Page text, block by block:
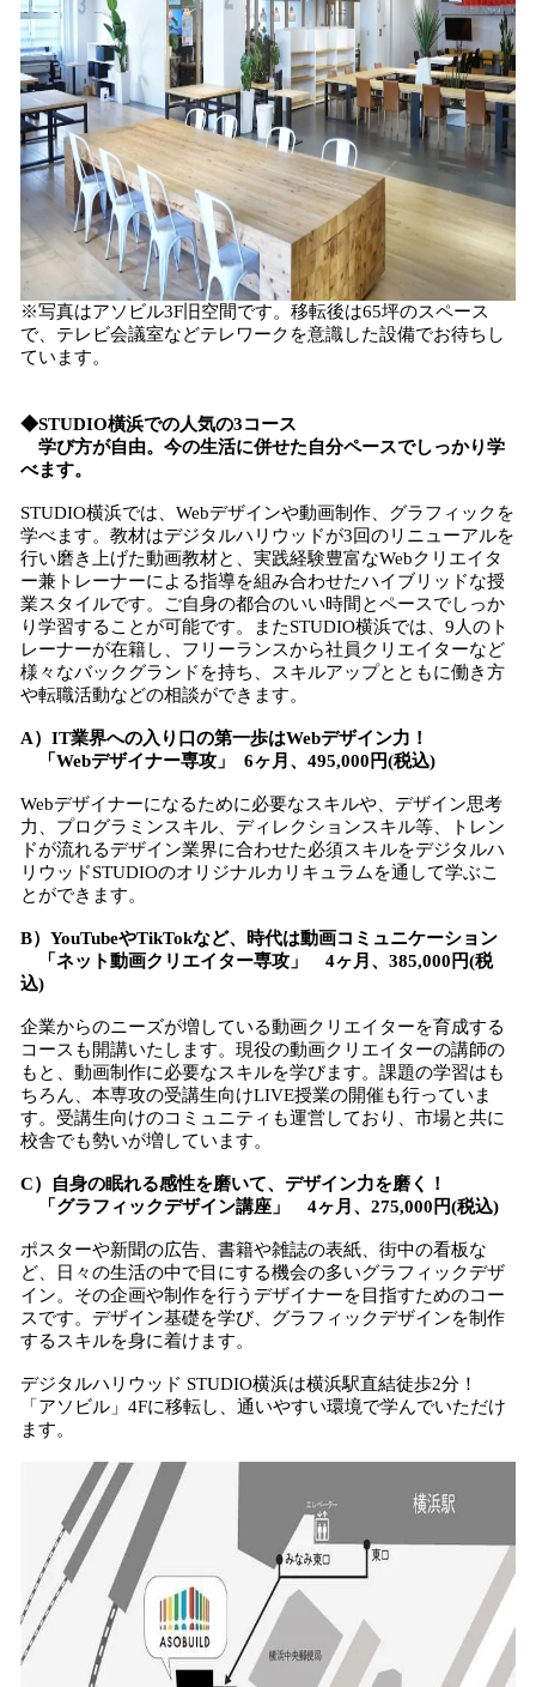
※写真はアソビル3F旧空間です。移転後は65坪のスペース
で、テレビ会議室などテレワークを意識した設備でお待ちし
ています。
◆STUDIO橫浜での人気の3コース
学び方が自由。今の生活に併せた自分ペースでしっかり学
べます。
STUDIO横浜では、Webデザインや動画制作、グラフィックを
学べます。教材はデジタルハリウッドが3回のリニューアルを
行い磨き上げた動画教材と、実践経験豊富なWebクリエイタ
ー兼トレーナーによる指導を組み合わせたハイブリッドな授
業スタイルです。ご自身の都合のいい時間とペースでしっか
り学習することが可能です。またSTUDIO横浜では、9人のト
レーナーが在籍し、フリーランスから社員クリエイターなど
様々なバックグランドを持ち、スキルアップとともに働き方
や転職活動などの相談ができます。
A）IT業界への入り口の第一歩はWebデザイン力！
「Webデザイナー専攻」 6ヶ月、495,000円(税込)
Webデザイナーになるために必要なスキルや、デザイン思考
力、プログラミンスキル、ディレクションスキル等、トレン
ドが流れるデザイン業界に合わせた必須スキルをデジタルハ
リウッドSTUDIOのオリジナルカリキュラムを通して学ぶこ
とができます。
B）YouTubeやTikTokなど、時代は動画コミュニケーション
「ネット動画クリエイター専攻」 4ヶ月、385,000円(税
込)
企業からのニーズが増している動画クリエイターを育成する
コースも開講いたします。現役の動画クリエイターの講師の
もと、動画制作に必要なスキルを学びます。課題の学習はも
ちろん、本専攻の受講生向けLIVE授業の開催も行っていま
す。受講生向けのコミュニティも運営しており、市場と共に
校舎でも勢いが増しています。
C）自身の眠れる感性を磨いて、デザイン力を磨く！
「グラフィックデザイン講座」 4ヶ月、275,000円(税込)
ポスターや新聞の広告、書籍や雑誌の表紙、街中の看板な
ど、日々の生活の中で目にする機会の多いグラフィックデザ
イン。その企画や制作を行うデザイナーを目指すためのコー
スです。デザイン基礎を学び、グラフィックデザインを制作
するスキルを身に着けます。
デジタルハリウッド STUDIO横浜は横浜駅直結徒歩2分！
「アソビル」4Fに移転し、通いやすい環境で学んでいただけ
ます。